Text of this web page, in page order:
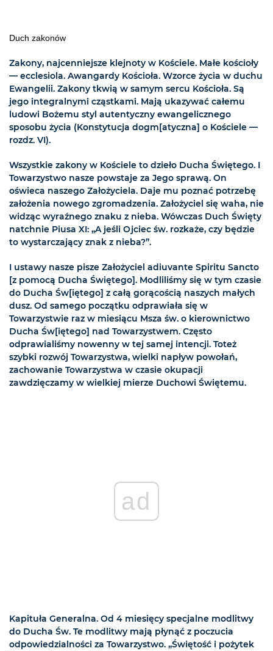
Duch zakonów
Zakony, najcenniejsze klejnoty w Kościele. Małe kościoły
— ecclesiola. Awangardy Kościoła. Wzorce życia w duchu
Ewangelii. Zakony tkwią w samym sercu Kościoła. Są
jego integralnymi cząstkami. Mają ukazywać całemu
ludowi Bożemu styl autentyczny ewangelicznego
sposobu życia (Konstytucja dogm[atyczna] o Kościele —
rozdz. VI).
Wszystkie zakony w Kościele to dzieło Ducha Świętego. I
Towarzystwo nasze powstaje za Jego sprawą. On
oświeca naszego Założyciela. Daje mu poznać potrzebę
założenia nowego zgromadzenia. Założyciel się waha, nie
widząc wyraźnego znaku z nieba. Wówczas Duch Święty
natchnie Piusa XI: „A jeśli Ojciec św. rozkaże, czy będzie
to wystarczający znak z nieba?”.
I ustawy nasze pisze Założyciel adiuvante Spiritu Sancto
[z pomocą Ducha Świętego]. Modliliśmy się w tym czasie
do Ducha Św[iętego] z całą gorącością naszych małych
dusz. Od samego początku odprawiała się w
Towarzystwie raz w miesiącu Msza św. o kierownictwo
Ducha Św[iętego] nad Towarzystwem. Często
odprawialiśmy nowenny w tej samej intencji. Toteż
szybki rozwój Towarzystwa, wielki napływ powołań,
zachowanie Towarzystwa w czasie okupacji
zawdzięczamy w wielkiej mierze Duchowi Świętemu.
ad
Kapituła Generalna. Od 4 miesięcy specjalne modlitwy
do Ducha Św. Te modlitwy mają płynąć z poczucia
odpowiedzialności za Towarzystwo. „Świętość i pożytek